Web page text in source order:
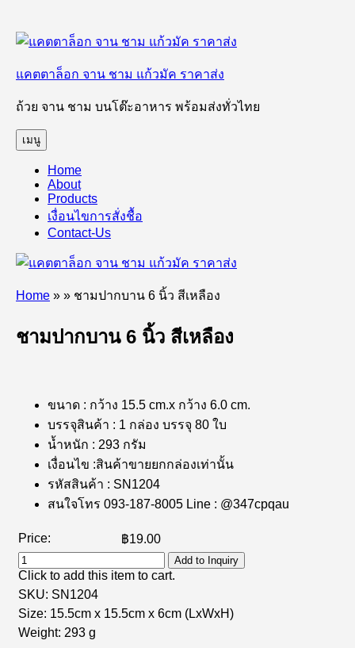
ข้าม
ยัง
บทความ
แคตตาล็อก จาน ชาม แก้วมัค ราคาส่ง
ถ้วย จาน ชาม บนโต๊ะอาหาร พร้อมส่งทั่วไทย
เมนู
Home
About
Products
เงื่อนไขการสั่งชื้อ
Contact-Us
Home » » ชามปากบาน 6 นิ้ว สีเหลือง
ชามปากบาน 6 นิ้ว สีเหลือง
ขนาด : กว้าง 15.5 cm.x กว้าง 6.0 cm.
บรรจุสินค้า : 1 กล่อง บรรจุ 80 ใบ
น้ำหนัก : 293 กรัม
เงื่อนไข :สินค้าขายยกกล่องเท่านั้น
รหัสสินค้า : SN1204
สนใจโทร 093-187-8005 Line : @347cpqau
Price: ฿19.00
Add to Inquiry
Click to add this item to cart.
SKU: SN1204
Size: 15.5cm x 15.5cm x 6cm (LxWxH)
Weight: 293 g